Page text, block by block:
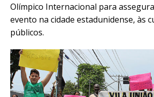
Olímpico Internacional para
evento na cidade estadunidense, às
públicos.